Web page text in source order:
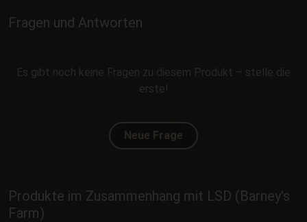
Fragen und Antworten
Es gibt noch keine Fragen zu diesem Produkt – stelle die
erste!
Neue Frage
Produkte im Zusammenhang mit LSD (Barney's
Farm)